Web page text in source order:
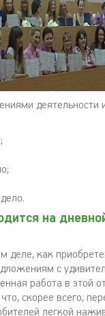
деятельности
на
деле, как
с
работа в этой
скорее всего,
легкой